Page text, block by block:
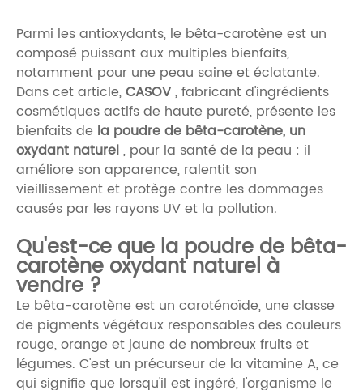
Parmi les antioxydants, le bêta-carotène est un
composé puissant aux multiples bienfaits,
notamment pour une peau saine et éclatante.
Dans cet article,CASOV, fabricant d'ingrédients
cosmétiques actifs de haute pureté, présente les
bienfaits de la poudre de bêta-carotène, un
oxydant naturel, pour la santé de la peau : il
améliore son apparence, ralentit son
vieillissement et protège contre les dommages
causés par les rayons UV et la pollution.
Qu'est-ce que la poudre de bêta-
carotène oxydant naturel à
vendre ?
Le bêta-carotène est un caroténoïde, une classe
de pigments végétaux responsables des couleurs
rouge, orange et jaune de nombreux fruits et
légumes. C'est un précurseur de la vitamine A, ce
qui signifie que lorsqu'il est ingéré, l'organisme le